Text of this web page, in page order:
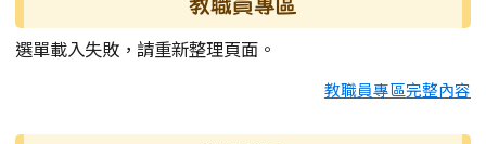
選單載入失敗，請重新整理頁面。
教職員專區完整內容